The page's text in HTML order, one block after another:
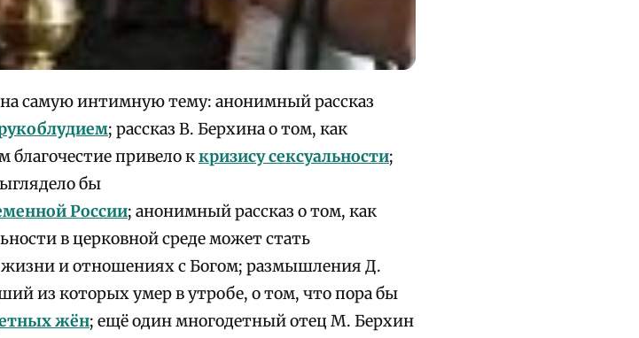
самую интимную тему: анонимный рассказ
; рассказ В. Берхина о том, как
благочестие привело ккризису сексуальности;
бы
России; анонимный рассказ о том, как
в церковной среде может стать
жизни и отношениях с Богом; размышления Д.
из которых умер в утробе, о том, что пора бы
жён; ещё один многодетный отец М. Берхин